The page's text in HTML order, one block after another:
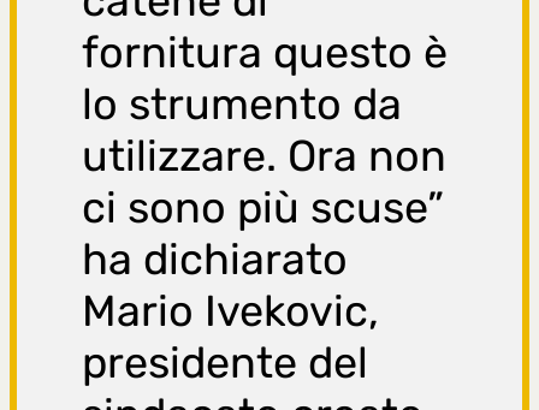
fornitura questo è
lo strumento da
utilizzare. Ora non
ci sono più scuse”
ha dichiarato
Mario Ivekovic,
presidente del